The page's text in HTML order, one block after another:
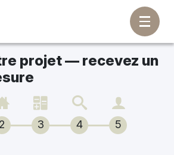
projet — recevez un
2 3 4 5